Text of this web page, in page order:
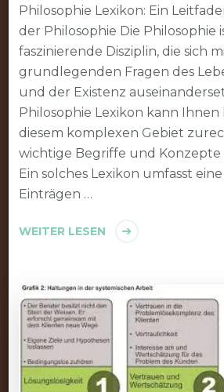
Philosophie Lexikon: Ein
der Philosophie Die Philosophie
faszinierende Disziplin, die sich
grundlegenden Fragen des
und der Existenz
Philosophie Lexikon kann Ihnen
diesem komplexen Gebiet
wichtige Begriffe und Konzepte
Ein solches Lexikon umfasst
Einträgen …
WEITER LESEN